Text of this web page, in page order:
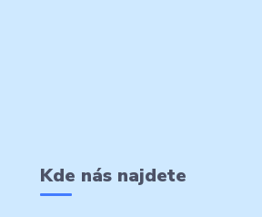
Kde nás najdete